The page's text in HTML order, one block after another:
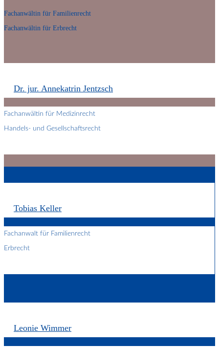
Fachanwältin für Familienrecht
Fachanwältin für Erbrecht
Dr. jur. Annekatrin Jentzsch
Fachanwältin für Medizinrecht
Handels- und Gesellschaftsrecht
Tobias Keller
Fachanwalt für Familienrecht
Erbrecht
Leonie Wimmer